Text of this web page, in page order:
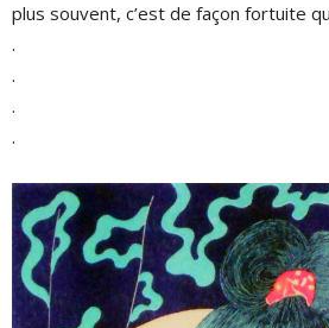
plus souvent, c’est de façon fortuite
.
.
.
.